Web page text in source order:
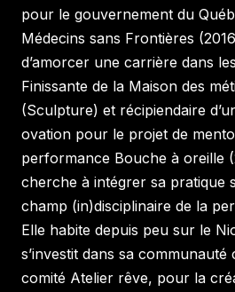
pour le gouvernement du
Médecins sans Frontières
d’amorcer une carrière dans
Finissante de la Maison des
(Sculpture) et récipiendaire
ovation pour le projet de
performance Bouche à oreille
cherche à intégrer sa pratique
champ (in)disciplinaire de la
Elle habite depuis peu sur le
s’investit dans sa
comité Atelier rêve, pour la